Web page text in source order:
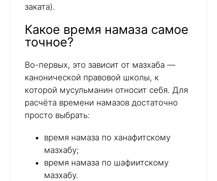
заката).
Какое время намаза самое
точное?
Во-первых, это зависит от мазхаба —
канонической правовой школы, к
которой мусульманин относит себя. Для
расчёта времени намазов достаточно
просто выбрать:
время намаза по ханафитскому
мазхабу;
время намаза по шафиитскому
мазхабу.